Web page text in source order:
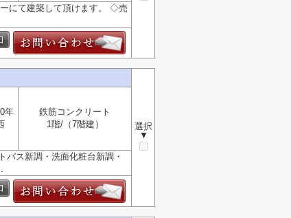
にて建築して頂けます。 ◇売
選択
▼
年
鉄筋コンクリート
1階/（7階建）
ス新調・洗面化粧台新調・